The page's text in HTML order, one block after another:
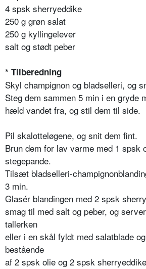
4 spsk sherryeddike
250 g grøn salat
250 g kyllingelever
salt og stødt peber
* Tilberedning
Skyl champignon og bladselleri, og
Steg dem sammen 5 min i en gryde
hæld vandet fra, og stil dem til side.
Pil skalotteløgene, og snit dem fint.
Brun dem for lav varme med 1 spsk
stegepande.
Tilsæt bladselleri-
3 min.
Glasér blandingen med 2 spsk
smag til med salt og peber, og
tallerken
eller i en skål fyldt med salatblade
bestående
af 2 spsk olie og 2 spsk